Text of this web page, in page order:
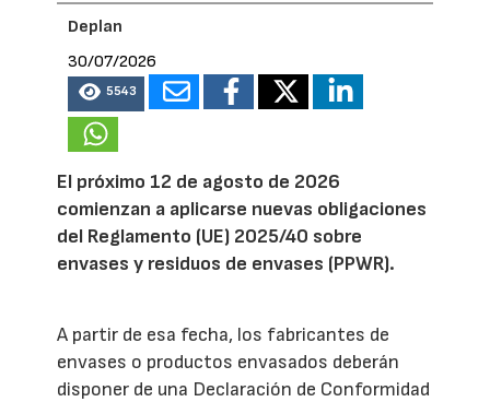
Deplan
30/07/2026
5543
El próximo 12 de agosto de 2026
comienzan a aplicarse nuevas obligaciones
del Reglamento (UE) 2025/40 sobre
envases y residuos de envases (PPWR).
A partir de esa fecha, los fabricantes de
envases o productos envasados deberán
disponer de una Declaración de Conformidad